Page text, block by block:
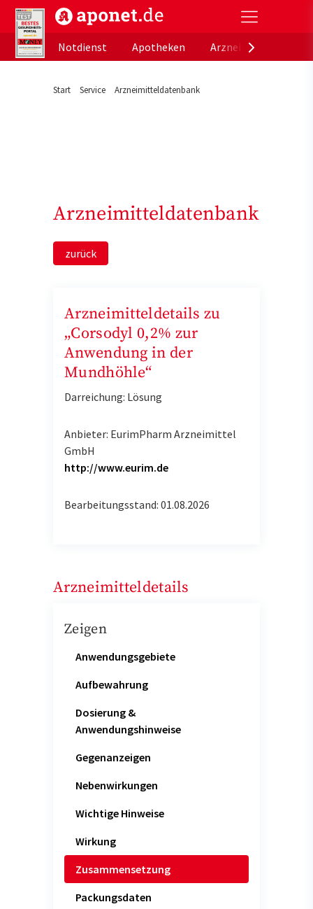
aponet.de - Das offizielle Gesundheitsportal der
Notdienst
Apotheken
Start Service Arzneimitteldatenbank
Arzneimitteldatenbank
zurück
Arzneimitteldetails zu
„Corsodyl 0,2% zur
Anwendung in der
Mundhöhle“
Darreichung: Lösung
Anbieter: EurimPharm Arzneimittel
GmbH
http://www.eurim.de
Bearbeitungsstand: 01.08.2026
Arzneimitteldetails
Zeigen
Anwendungsgebiete
Aufbewahrung
Dosierung &
Anwendungshinweise
Gegenanzeigen
Nebenwirkungen
Wichtige Hinweise
Wirkung
Zusammensetzung
Packungsdaten